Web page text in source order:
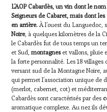
L’AOP Cabardès, un vin dont le
Seigneurs de Cabaret, mais dont
en arrière.À l’ouest du Languedoc,
Noire, à quelques kilomètres de la
le Cabardès fut de tous temps un
et Sud,montagneset vallons, pluie
la forte personnalité. Les 18 villages
versant sud de la Montagne Noire,
qui permet l’association unique de
(merlot, cabernet, cot) et
Cabardès sont caractérisés par des
aromatique complexe. Au nez ils